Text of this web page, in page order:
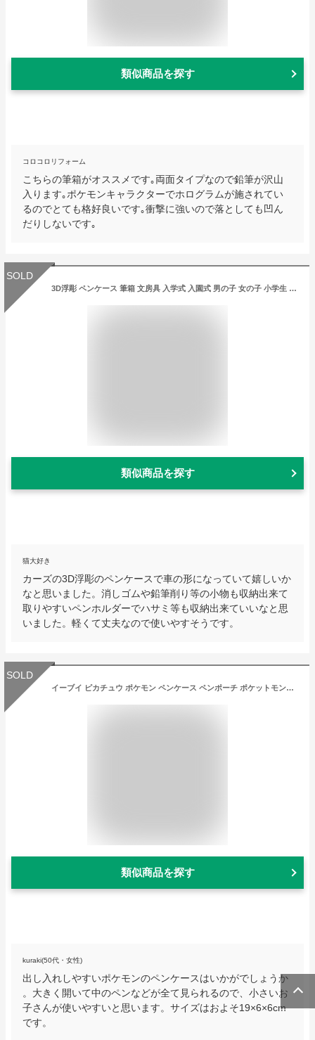
類似商品を探す
コロコロリフォーム
こちらの筆箱がオススメです｡両面タイプなので鉛筆が沢山
入ります｡ポケモンキャラクターでホログラムが施されてい
るのでとても格好良いです｡衝撃に強いので落としても凹ん
だりしないです｡
SOLD
3D浮彫 ペンケース 筆箱 文房具 入学式 入園式 男の子 女の子 小学生 (スポーツCAR)
類似商品を探す
猫大好き
カーズの3D浮彫のペンケースで車の形になっていて嬉しいか
なと思いました。消しゴムや鉛筆削り等の小物も収納出来て
取りやすいペンホルダーでハサミ等も収納出来ていいなと思
いました。軽くて丈夫なので使いやすそうです。
SOLD
イーブイ ピカチュウ ポケモン ペンケース ペンポーチ ポケットモンスター 柄 白 黒 モノクロ マルチカラー ターンオープンペンケース ファスナー開閉 シンプル おしゃれ 小学生 高校生 中学生 学生 文房具 筆箱 ステーショナリー
類似商品を探す
kuraki(50代・女性)
出し入れしやすいポケモンのペンケースはいかがでしょうか
。大きく開いて中のペンなどが全て見られるので、小さいお
子さんが使いやすいと思います。サイズはおよそ19×6×6cm
です。